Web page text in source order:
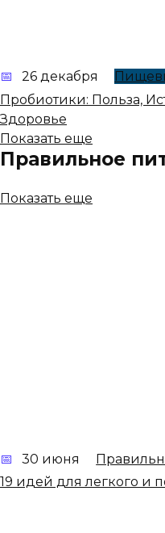
26 декабря
Пробиотики: Польза,
Здоровье
Показать еще
Правильное
Показать еще
30 июня
19 идей для легкого и